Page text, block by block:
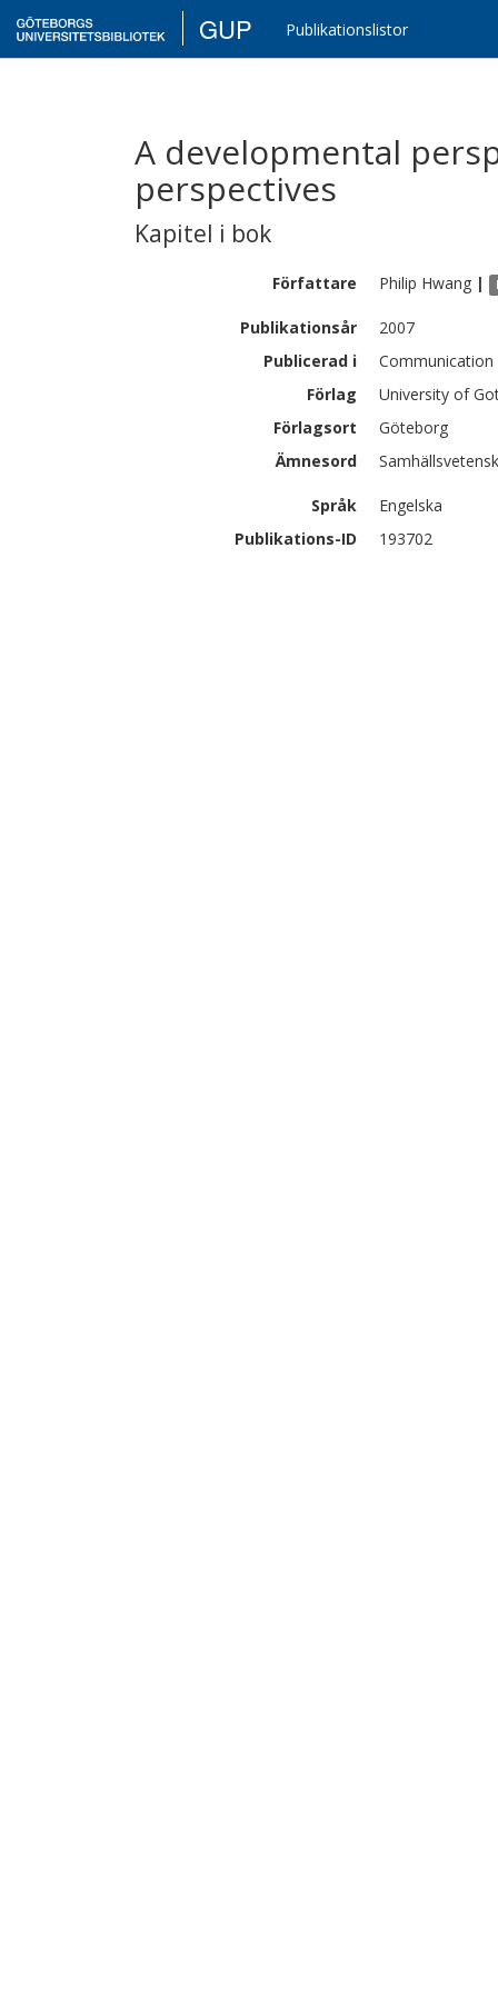
GUP Publikationslistor
A developmental
perspectives
Kapitel i bok
Författare Philip Hwang |
Publikationsår
2007
Publicerad i
Communication
Förlag
University of
Förlagsort
Göteborg
Ämnesord
Språk
Engelska
Publikations-ID
193702